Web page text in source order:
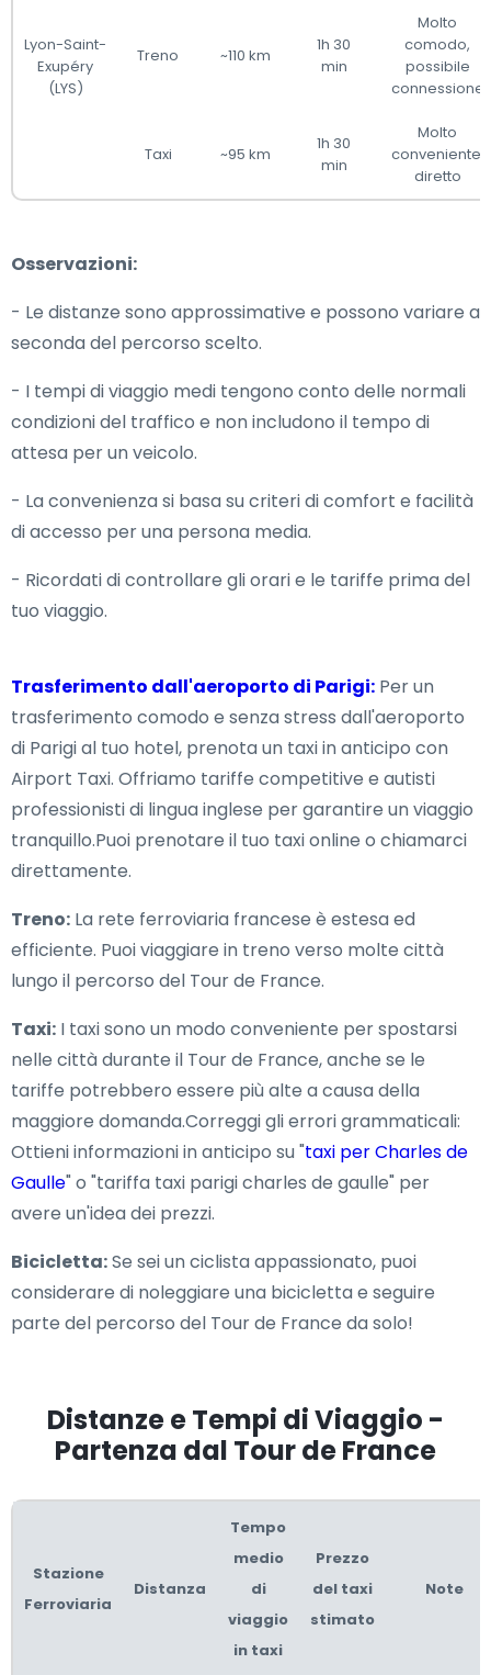
Lyon-Saint-
Exupéry
(LYS)
Treno ~110 km
1h 30
min
Molto
comodo,
possibile
connessione
Taxi ~95 km
1h 30
min
Molto
conveniente,
diretto
Osservazioni:
- Le distanze sono approssimative e possono variare a
seconda del percorso scelto.
- I tempi di viaggio medi tengono conto delle normali
condizioni del traffico e non includono il tempo di
attesa per un veicolo.
- La convenienza si basa su criteri di comfort e facilità
di accesso per una persona media.
- Ricordati di controllare gli orari e le tariffe prima del
tuo viaggio.
Trasferimento dall'aeroporto di Parigi: Per un
trasferimento comodo e senza stress dall'aeroporto
di Parigi al tuo hotel, prenota un taxi in anticipo con
Airport Taxi. Offriamo tariffe competitive e autisti
professionisti di lingua inglese per garantire un viaggio
tranquillo.Puoi prenotare il tuo taxi online o chiamarci
direttamente.
Treno: La rete ferroviaria francese è estesa ed
efficiente. Puoi viaggiare in treno verso molte città
lungo il percorso del Tour de France.
Taxi: I taxi sono un modo conveniente per spostarsi
nelle città durante il Tour de France, anche se le
tariffe potrebbero essere più alte a causa della
maggiore domanda.Correggi gli errori grammaticali:
Ottieni informazioni in anticipo su "taxi per Charles de
Gaulle" o "tariffa taxi parigi charles de gaulle" per
avere un'idea dei prezzi.
Bicicletta:Se sei un ciclista appassionato, puoi
considerare di noleggiare una bicicletta e seguire
parte del percorso del Tour de France da solo!
Distanze e Tempi di Viaggio -
Partenza dal Tour de France
Stazione
Ferroviaria
Distanza
Tempo
medio
di
viaggio
in taxi
Prezzo
del taxi
stimato
Note